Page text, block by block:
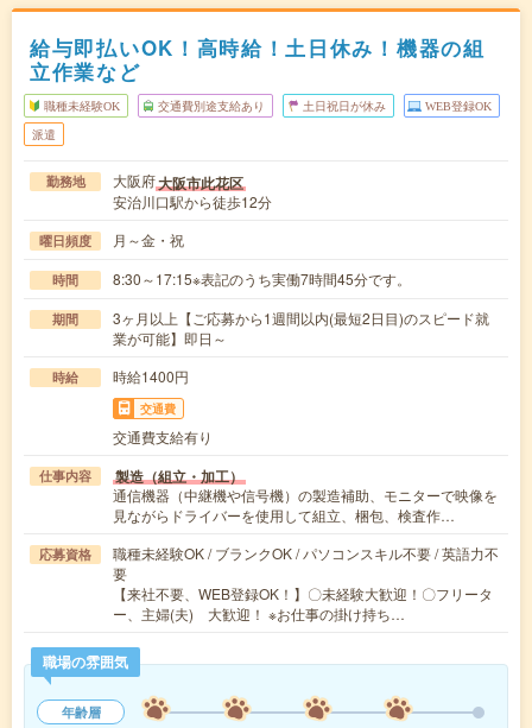
給与即払いOK！高時給！土日休み！機器の組
立作業など
職種未経験OK 交通費別途支給あり 土日祝日が休み WEB登録OK
派遣
勤務地 大阪府大阪市此花区
安治川口駅から徒歩12分
曜日頻度 月～金・祝
時間 8:30～17:15※表記のうち実働7時間45分です。
期間
3ヶ月以上【ご応募から1週間以内(最短2日目)のスピード就
業が可能】即日～
時給 時給1400円
交通費
交通費支給有り
仕事内容 製造（組立・加工）
通信機器（中継機や信号機）の製造補助、モニターで映像を
見ながらドライバーを使用して組立、梱包、検査作…
応募資格
職種未経験OK / ブランクOK / パソコンスキル不要 / 英語力不
要
【来社不要、WEB登録OK！】〇未経験大歓迎！〇フリータ
ー、主婦(夫) 大歓迎！ ※お仕事の掛け持ち…
職場の雰囲気
年齢層